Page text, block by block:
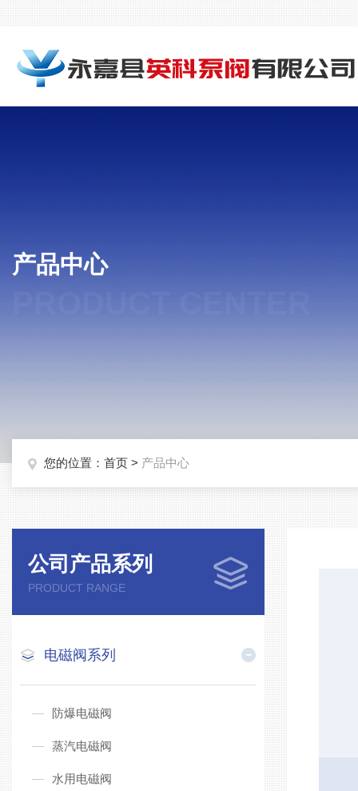
产品中心
您的位置： 首页 > 产品中心
公司产品系列
PRODUCT RANGE
电磁阀系列
防爆电磁阀
蒸汽电磁阀
水用电磁阀